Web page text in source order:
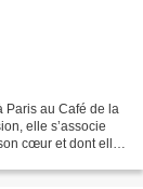
Paris au Café de la
elle s’associe
cœur et dont elle